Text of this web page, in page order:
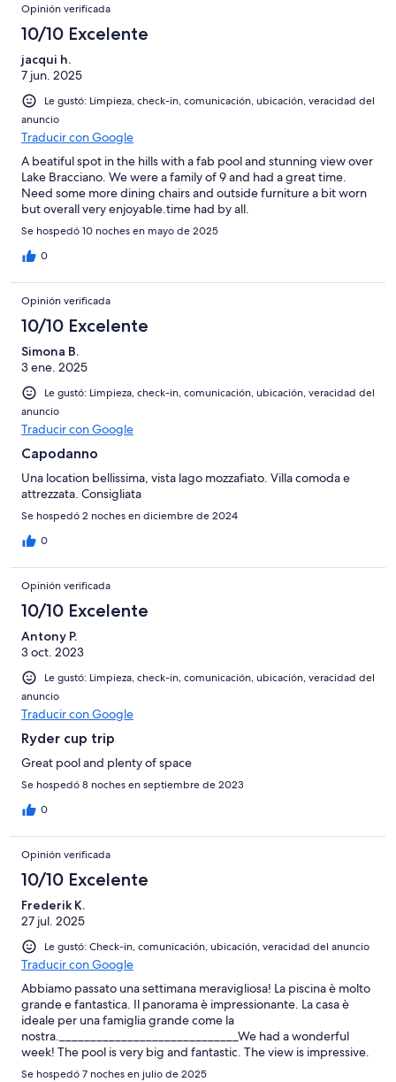
Opinión verificada
10/10 Excelente
jacqui h.
7 jun. 2025
Le gustó: Limpieza, check-in, comunicación, ubicación, veracidad del
anuncio
Traducir con Google
A beatiful spot in the hills with a fab pool and stunning view over
Lake Bracciano. We were a family of 9 and had a great time.
Need some more dining chairs and outside furniture a bit worn
but overall very enjoyable.time had by all.
Se hospedó 10 noches en mayo de 2025
0
Opinión verificada
10/10 Excelente
Simona B.
3 ene. 2025
Le gustó: Limpieza, check-in, comunicación, ubicación, veracidad del
anuncio
Traducir con Google
Capodanno
Una location bellissima, vista lago mozzafiato. Villa comoda e
attrezzata. Consigliata
Se hospedó 2 noches en diciembre de 2024
0
Opinión verificada
10/10 Excelente
Antony P.
3 oct. 2023
Le gustó: Limpieza, check-in, comunicación, ubicación, veracidad del
anuncio
Traducir con Google
Ryder cup trip
Great pool and plenty of space
Se hospedó 8 noches en septiembre de 2023
0
Opinión verificada
10/10 Excelente
Frederik K.
27 jul. 2025
Le gustó: Check-in, comunicación, ubicación, veracidad del anuncio
Traducir con Google
Abbiamo passato una settimana meravigliosa! La piscina è molto
grande e fantastica. Il panorama è impressionante. La casa è
ideale per una famiglia grande come la
nostra._____________________________We had a wonderful
week! The pool is very big and fantastic. The view is impressive.
The house is ideal for a large family like ours.
Se hospedó 7 noches en julio de 2025